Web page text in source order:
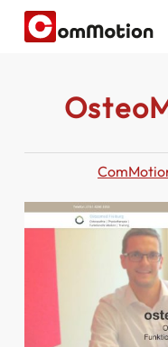
Skip